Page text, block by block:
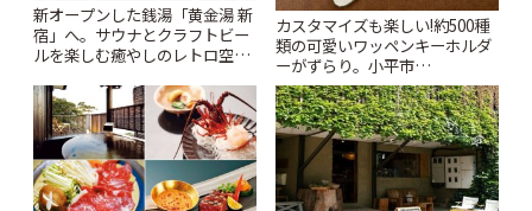
新オープンした銭湯「黄金湯 新
宿」へ。サウナとクラフトビー
ルを楽しむ癒やしのレトロ空間
カスタマイズも楽しい!約500種
類の可愛いワッペンキーホルダ
ーがずらり。小平市
「Kimamaya T&K」 | ことりっ
ぷ